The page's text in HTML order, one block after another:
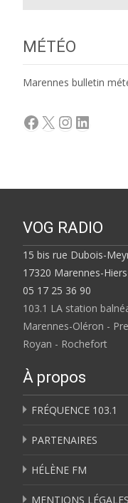
MÉTÉO
Marennes bulletin
Facebook
X Instagram
LinkedIn
VOG RADIO
15 bis rue Dubois-
17320 Marennes-
05 17 25 36 90
103.1 LA station
Marennes-Oléron -
Royan - Rochefort
À propos
FRÉQUENCE 103.1
PARTENAIRES
HÉLÈNE FM
MENTIONS LÉGALES